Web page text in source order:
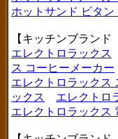
ホットサンド ビタン
【キッチンブラン
エレクトロラックス
ス コーヒーメーカー
エレクトロラックス
ックス
エレクトロ
エレクトロラックス